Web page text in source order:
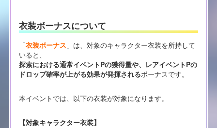
衣装ボーナスについて
「衣装ボーナス 」は、対象のキャラクター衣装を所持して
いると、
探索における通常イベントPの獲得量や、レアイベントPの
ドロップ確率が上がる効果が発揮されるボーナスです。
本イベントでは、以下の衣装が対象になります。
【対象キャラクター衣装】